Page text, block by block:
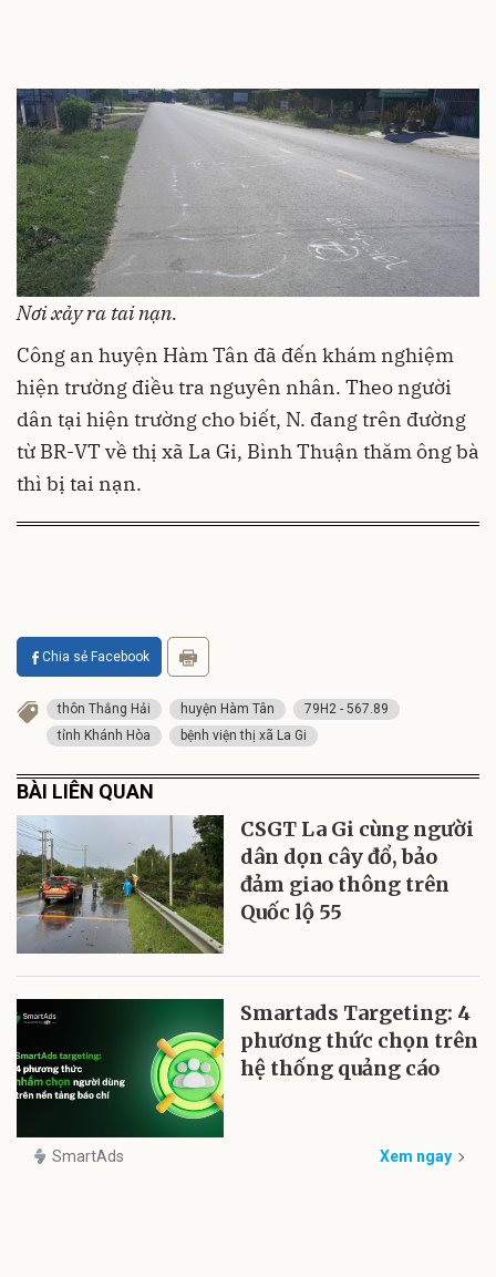
Nơi xảy ra tai nạn.
Công an huyện Hàm Tân đã đến khám nghiệm
hiện trường điều tra nguyên nhân. Theo người
dân tại hiện trường cho biết, N. đang trên đường
từ BR-VT về thị xã La Gi, Bình Thuận thăm ông bà
thì bị tai nạn.
Chia sẻ Facebook
thôn Thắng Hải huyện Hàm Tân
79H2 - 567.89
tỉnh Khánh Hòa
bệnh viện thị xã La Gi
BÀI LIÊN QUAN
CSGT La Gi cùng người
dân dọn cây đổ, bảo
đảm giao thông trên
Quốc lộ 55
Smartads Targeting: 4
phương thức chọn trên
hệ thống quảng cáo
SmartAds Xem ngay